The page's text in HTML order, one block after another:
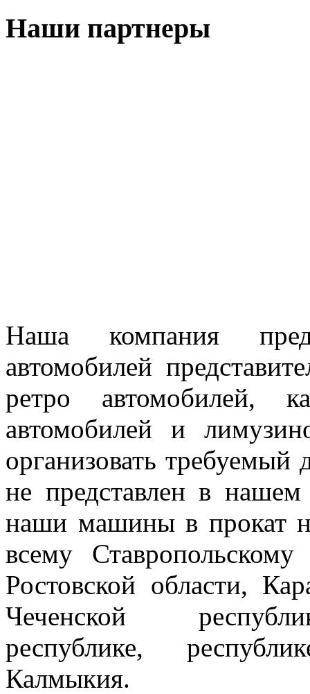
Наши партнеры
Наша компания
автомобилей
ретро автомобилей,
автомобилей и
организовать требуемый
не представлен в
наши машины в прокат
всему
Ростовской области,
Чеченской
республике,
Калмыкия.